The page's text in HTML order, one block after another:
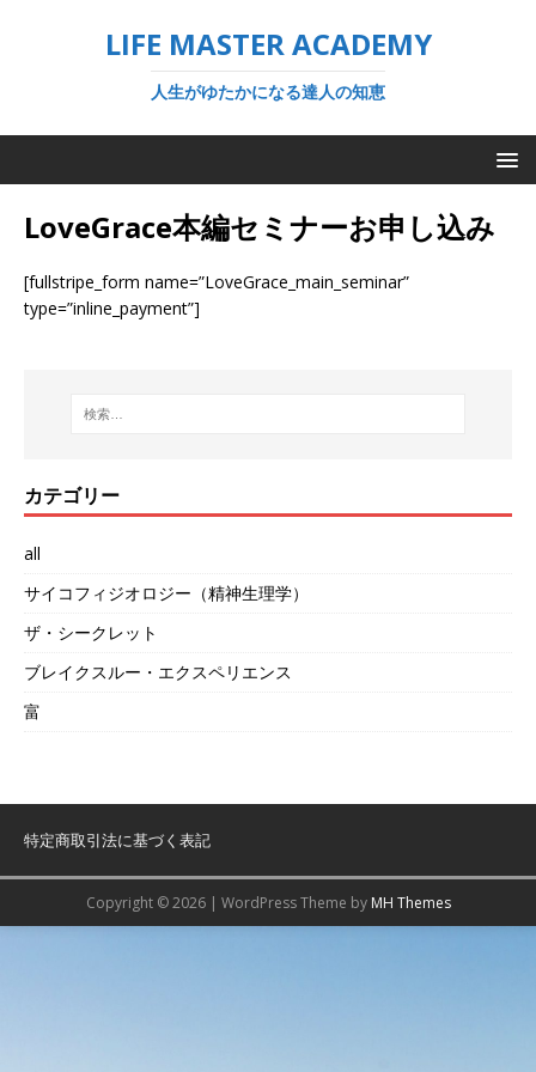
LIFE MASTER ACADEMY
人生がゆたかになる達人の知恵
LoveGrace本編セミナーお申し込み
[fullstripe_form name=”LoveGrace_main_seminar”
type=”inline_payment”]
カテゴリー
all
サイコフィジオロジー（精神生理学）
ザ・シークレット
ブレイクスルー・エクスペリエンス
富
特定商取引法に基づく表記
Copyright © 2026 | WordPress Theme by MH Themes